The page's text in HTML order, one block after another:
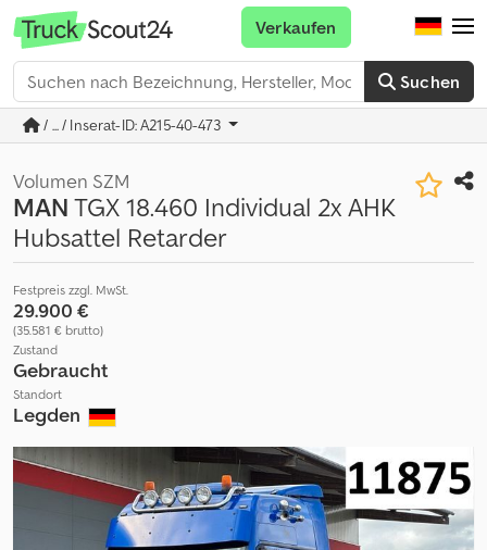
Suchen
Verkaufen
/ ... / Inserat-ID: A215-40-473
Volumen SZM
MANTGX 18.460 Individual 2x AHK
Hubsattel Retarder
Festpreis zzgl. MwSt.
29.900 €
(35.581 € brutto)
Zustand
Gebraucht
Standort
Legden